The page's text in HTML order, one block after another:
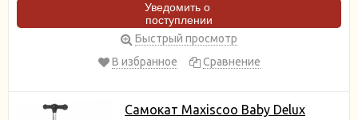
Уведомить о
поступлении
Быстрый просмотр
В избранное
Сравнение
Самокат Maxiscoo Baby Delux